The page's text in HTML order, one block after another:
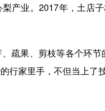
业。2017年，土店子
果、剪枝等各个环节
行家里手，不但当上了